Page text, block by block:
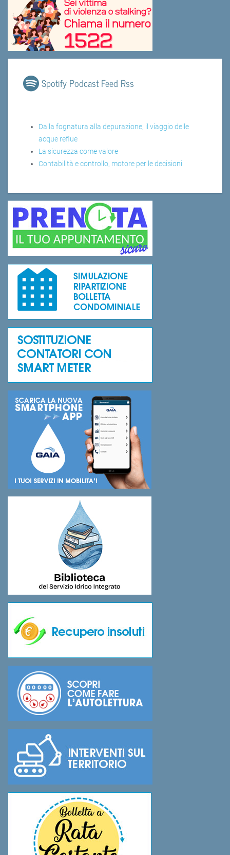
Spotify Podcast Feed Rss
Dalla fognatura alla depurazione, il viaggio delle
acque reflue
La sicurezza come valore
Contabilità e controllo, motore per le decisioni